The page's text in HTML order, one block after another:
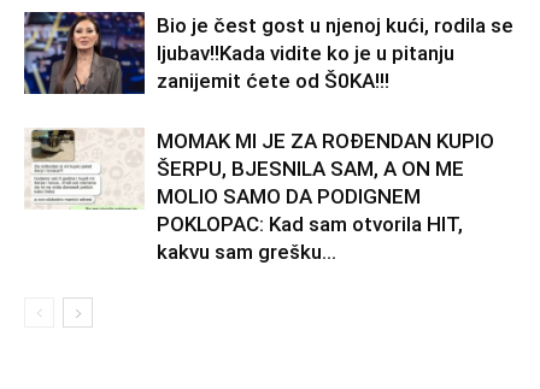
Bio je čest gost u njenoj kući, rodila se
ljubav!!Kada vidite ko je u pitanju
zanijemit ćete od Š0KA!!!
MOMAK MI JE ZA ROĐENDAN KUPIO
ŠERPU, BJESNILA SAM, A ON ME
MOLIO SAMO DA PODIGNEM
POKLOPAC: Kad sam otvorila HIT,
kakvu sam grešku...